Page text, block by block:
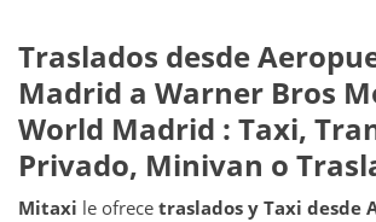
Traslados desde
Madrid a Warner Bros
World Madrid : Taxi,
Privado, Minivan o
Mitaxi le ofrece traslados y Taxi desde